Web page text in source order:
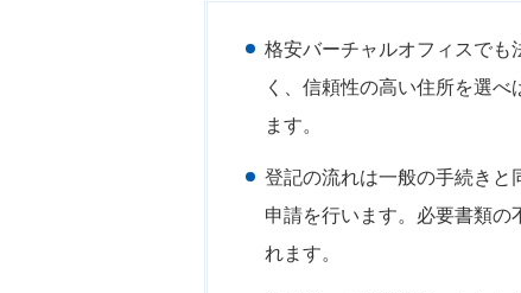
格安バーチャルオフィスでも
く、信頼性の高い住所を選
ます。
登記の流れは一般の手続きと
申請を行います。必要書類の
れます。